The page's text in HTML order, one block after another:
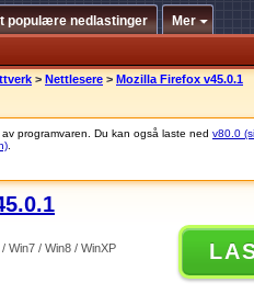
populære nedlastinger Mer
> Nettlesere > Mozilla Firefox v45.0.1
programvaren. Du kan også laste ned v80.0
Win7 / Win8 / WinXP